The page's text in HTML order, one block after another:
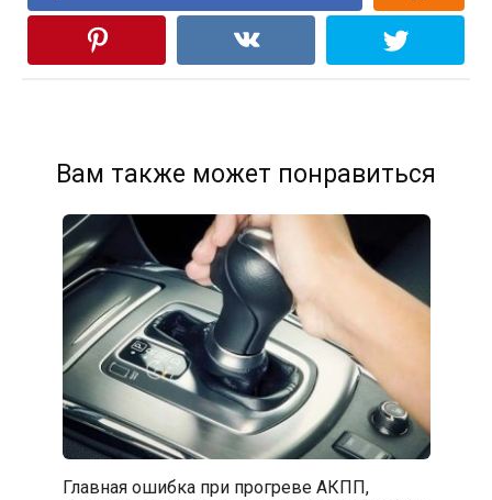
Вам также может понравиться
Главная ошибка при прогреве АКПП,